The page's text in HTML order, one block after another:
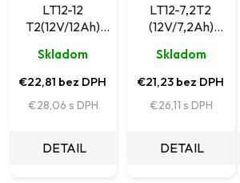
o
u
k
o
u
k
LT12-12
T2(12V/12Ah)
Leaftron pre
napájacie systémy
Skladom
€22,81 bez DPH
€28,06
DETAIL
LT12-7,2T2
(12V/7,2Ah)
Leaftron pre
napájacie systémy
Skladom
€21,23 bez DPH
€26,11
DETAIL